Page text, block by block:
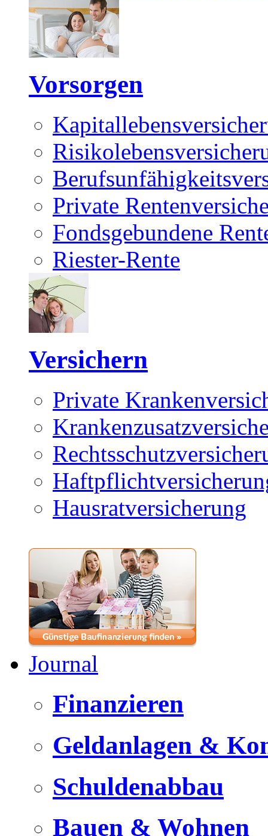
Vorsorgen
Private
Fondsgebundene
Riester-Rente
Versichern
Private
Hausratversicherung
Journal
Finanzieren
Geldanlagen &
Schuldenabbau
Bauen & Wohnen